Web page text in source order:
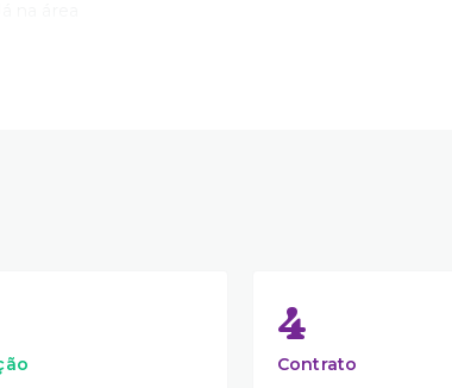
4
Contrato